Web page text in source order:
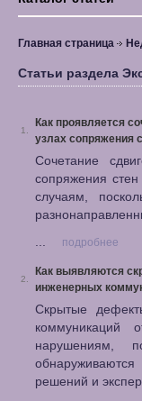
Главная страница
Статьи раздела
1.
Как проявляется
узлах сопряжения
Сочетание
сопряжения
случаям,
...
подробнее
2.
Как выявляются
инженерных
Скрытые
коммуникаций
нарушениям,
решений и